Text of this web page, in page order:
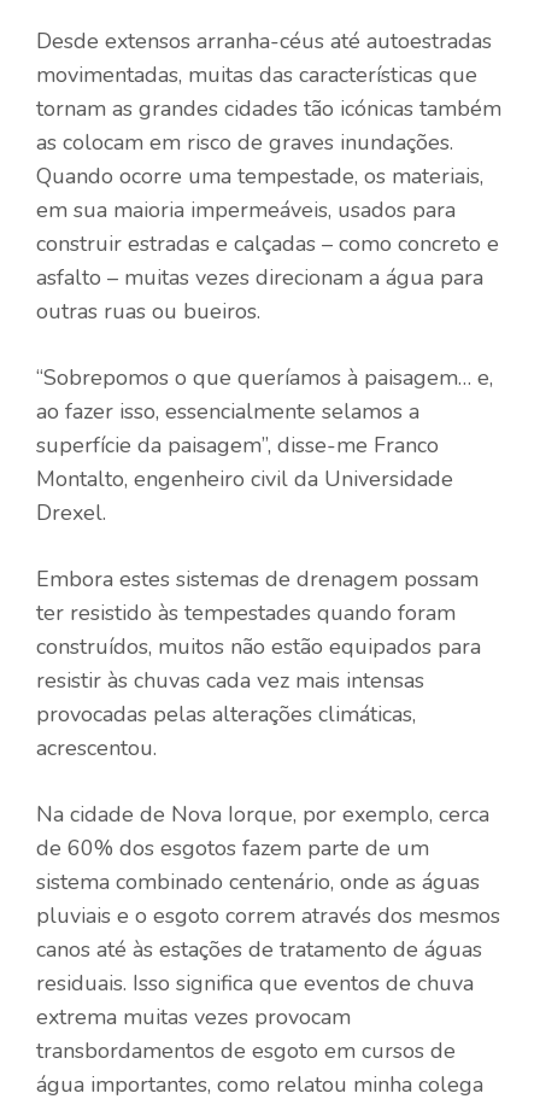
Desde extensos arranha-céus até autoestradas
movimentadas, muitas das características que
tornam as grandes cidades tão icónicas também
as colocam em risco de graves inundações.
Quando ocorre uma tempestade, os materiais,
em sua maioria impermeáveis, usados ​​para
construir estradas e calçadas – como concreto e
asfalto – muitas vezes direcionam a água para
outras ruas ou bueiros.
“Sobrepomos o que queríamos à paisagem… e,
ao fazer isso, essencialmente selamos a
superfície da paisagem”, disse-me Franco
Montalto, engenheiro civil da Universidade
Drexel.
Embora estes sistemas de drenagem possam
ter resistido às tempestades quando foram
construídos, muitos não estão equipados para
resistir às chuvas cada vez mais intensas
provocadas pelas alterações climáticas,
acrescentou.
Na cidade de Nova Iorque, por exemplo, cerca
de 60% dos esgotos fazem parte de um
sistema combinado centenário, onde as águas
pluviais e o esgoto correm através dos mesmos
canos até às estações de tratamento de águas
residuais. Isso significa que eventos de chuva
extrema muitas vezes provocam
transbordamentos de esgoto em cursos de
água importantes, como relatou minha colega